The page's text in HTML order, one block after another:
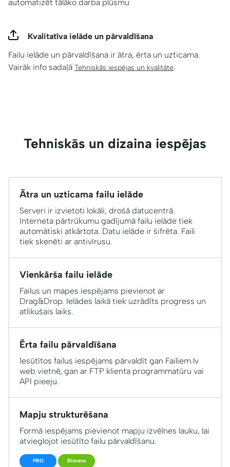
automatizēt tālāko darba plūsmu
Kvalitatīva ielāde un pārvaldīšana
Failu ielāde un pārvaldīšana ir ātra, ērta un uzticama.
Vairāk info sadaļā Tehniskās iespējas un kvalitāte.
Tehniskās un dizaina iespējas
Ātra un uzticama failu ielāde
Serveri ir izvietoti lokāli, drošā datucentrā.
Interneta pārtrūkumu gadījumā failu ielāde tiek
automātiski atkārtota. Datu ielāde ir šifrēta. Faili
tiek skenēti ar antivīrusu.
Vienkārša failu ielāde
Failus un mapes iespējams pievienot ar
Drag&Drop. Ielādes laikā tiek uzrādīts progress un
atlikušais laiks.
Ērta failu pārvaldīšana
Iesūtītos failus iespējams pārvaldīt gan Failiem.lv
web vietnē, gan ar FTP klienta programmatūru vai
API pieeju.
Mapju strukturēšana
Formā iespējams pievienot mapju izvēlnes lauku, lai
atvieglojot iesūtīto failu pārvaldīšanu.
PRO Bizness